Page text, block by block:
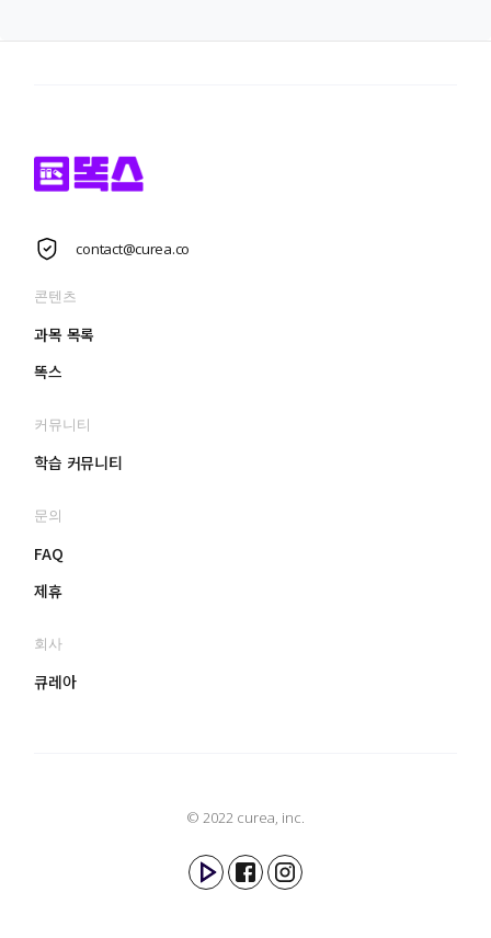
contact@curea.co
콘텐츠
과목 목록
똑스
커뮤니티
학습 커뮤니티
문의
FAQ
제휴
회사
큐레아
© 2022 curea, inc.